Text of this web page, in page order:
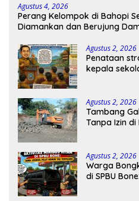
Agustus 4, 2026
Perang Kelompok di Bahopi
Diamankan dan Berujung
Agustus 2, 2026
Penataan
kepala
Agustus 2, 2026
Tambang
Tanpa Izin
Agustus 2, 2026
Warga
di SPBU